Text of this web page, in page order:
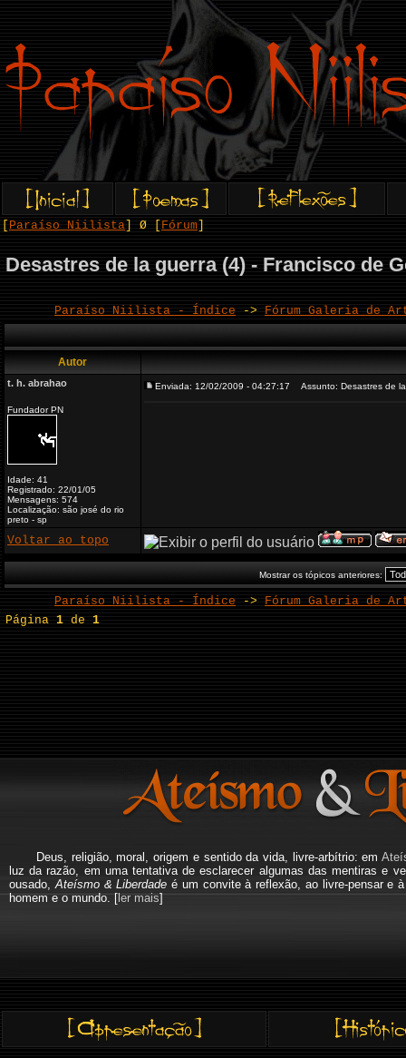
Paraíso Niilista ] Ø [ Fórum
Desastres de la guerra (4) - Francisco de
Paraíso Niilista - Índice -> Fórum Galeria de
Autor
t. h. abrahao
Fundador PN
Idade: 41
Registrado: 22/01/05
Mensagens: 574
Localização: são josé do rio
preto - sp
Enviada: 12/02/2009 - 04:27:17 Assunto: Desastres de
Voltar ao topo
Mostrar os tópicos anteriores:
Paraíso Niilista - Índice -> Fórum Galeria de
Página1 de1
Deus, religião, moral, origem e sentido da vida, livre-arbítrio: em
luz da razão, em uma tentativa de esclarecer algumas das mentiras e
ousado, Ateísmo & Liberdade é um convite à reflexão, ao livre-pensar e
homem e o mundo. [ler mais]